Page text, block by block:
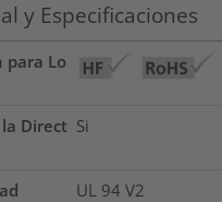
y Especificaciones
para Lo
Direct Si
UL 94 V2